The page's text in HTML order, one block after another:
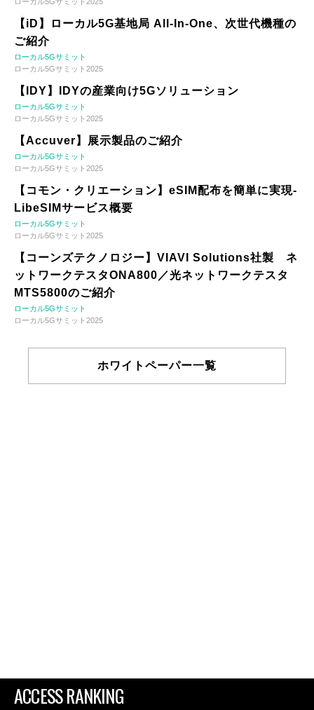
【iD】ローカル5G基地局 All-In-One、次世代機種の
ご紹介
ローカル5Gサミット
ローカル5Gサミット2025
【IDY】IDYの産業向け5Gソリューション
ローカル5Gサミット
ローカル5Gサミット2025
【Accuver】展示製品のご紹介
ローカル5Gサミット
ローカル5Gサミット2025
【コモン・クリエーション】eSIM配布を簡単に実現-
LibeSIMサービス概要
ローカル5Gサミット
ローカル5Gサミット2025
【コーンズテクノロジー】VIAVI Solutions社製 ネ
ットワークテスタONA800／光ネットワークテスタ
MTS5800のご紹介
ローカル5Gサミット
ローカル5Gサミット2025
ホワイトペーパー一覧
ACCESS RANKING